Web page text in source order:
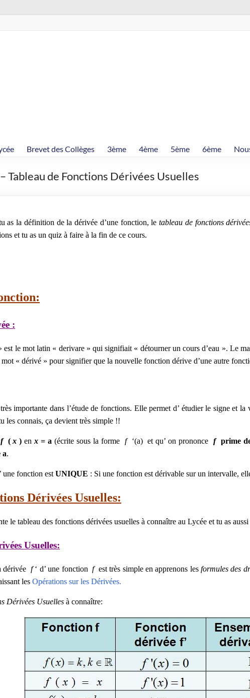
Brevet des Collèges 3ème 4ème 5ème 6ème
Tableau de Fonctions Dérivées Usuelles
as la définition de la dérivée d’une fonction, letableau de fonctions
et tu as un quiz à faire à la fin de ce cours.
:
est le mot latin « derivare » qui signifiait « détourner un cours d’eau ». Le
« dérivé » pour signifier que la nouvelle fonction dérive d’une autre
importante dans l’étude de fonctions. Elle permet d’ étudier le signe et
les connais, ça devient très simple !!
f(x) enx= a (écrite sous la forme f‘(a) et qu’ on prononce fprime
a.
une fonction est UNIQUE : Si une fonction est dérivable sur un intervalle,
Dérivées Usuelles:
le tableau des fonctions dérivées usuelles à connaître au Lycée et tu as
Usuelles:
dérivéef‘ d’ une fonctionf est très simple en apprenons lesformules des
les Opérations sur les Dérivées.
Dérivées Usuelles à connaître: